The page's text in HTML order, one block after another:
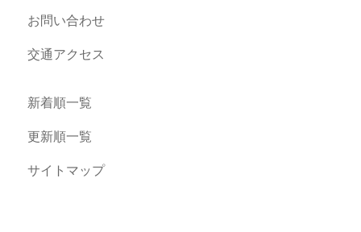
お問い合わせ
交通アクセス
新着順一覧
更新順一覧
サイトマップ